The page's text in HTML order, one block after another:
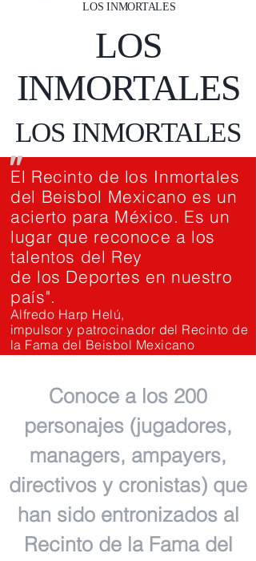
LOS INMORTALES
LOS
INMORTALES
LOS INMORTALES
El Recinto de los Inmortales
del Beisbol Mexicano es un
acierto para México. Es un
lugar que reconoce a los
talentos del Rey
de los Deportes en nuestro
país".
Alfredo Harp Helú,
impulsor y patrocinador del Recinto de
la Fama del Beisbol Mexicano
"
Conoce a los 200
personajes (jugadores,
managers, ampayers,
directivos y cronistas) que
han sido entronizados al
Recinto de la Fama del